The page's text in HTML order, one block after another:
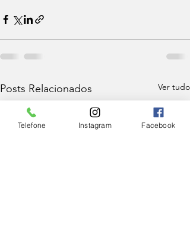
Posts Relacionados Ver tudo
Telefone Instagram Facebook